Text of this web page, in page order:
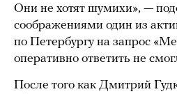
Они не хотят шумихи», —
соображениями один из
по Петербургу на запрос
оперативно ответить не
После того как Дмитрий